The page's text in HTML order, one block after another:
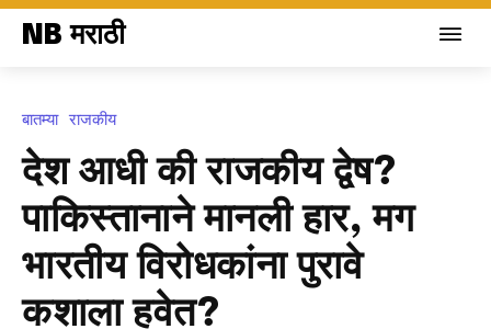
NB मराठी
बातम्या राजकीय
देश आधी की राजकीय द्वेष?
पाकिस्तानाने मानली हार, मग
भारतीय विरोधकांना पुरावे
कशाला हवेत?